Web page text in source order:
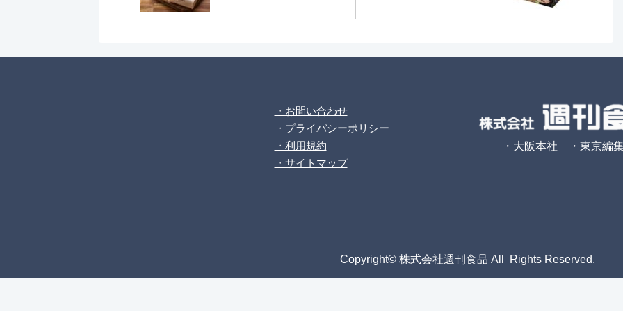
・お問い合わせ
・プライバシーポリシー
・利用規約
・サイトマップ
・大阪本社 ・東京編
Copyright© 株式会社週刊食品 All Rights Reserved.